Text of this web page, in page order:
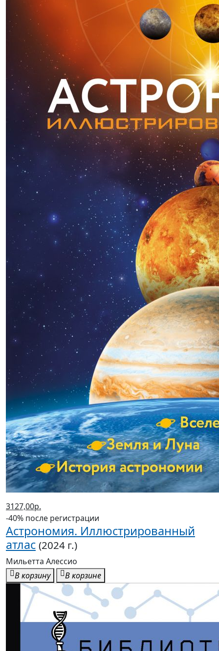
3127,00р.
-40% после регистрации
Астрономия. Иллюстрированный
атлас (2024 г.)
Мильетта Алессио
В корзину
В корзине